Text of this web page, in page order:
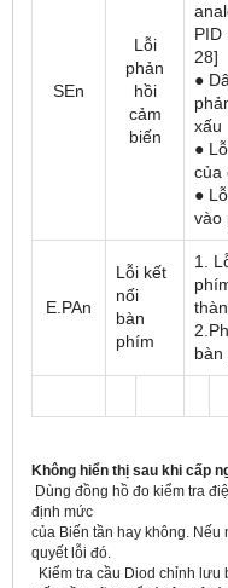
SEn
Lỗi
phản
hồi
cảm
biến
PID
28]
●
xấu
●
của
●
vào
E.PAn
Lỗi kết
nối
bàn
phím
1.
bàn
Không hiển thị sau khi cấp
Dùng đồng hồ đo kiểm tra
định mức
của Biến tần hay không. Nếu
quyết lỗi đó.
Kiểm tra cầu Diod chỉnh lưu